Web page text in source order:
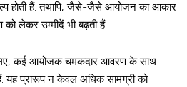
होती हैं. तथापि, जैसे-जैसे आयोजन का आकार
को लेकर उम्मीदें भी बढ़ती हैं.
कई आयोजक चमकदार आवरण के साथ
यह प्रारूप न केवल अधिक सामग्री को